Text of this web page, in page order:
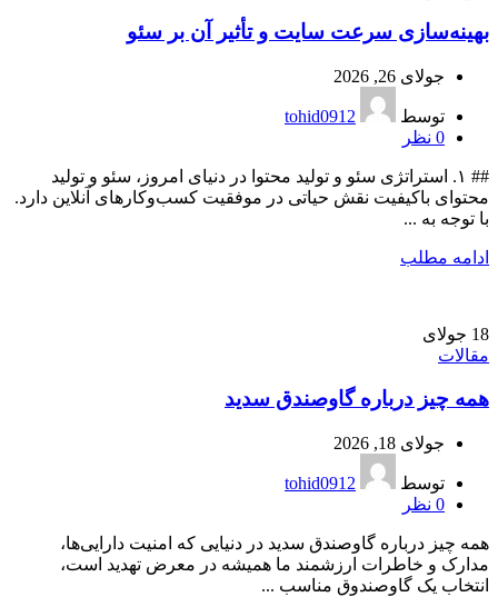
بهینه‌سازی سرعت سایت و تأثیر آن بر سئو
جولای 26, 2026
توسط
tohid0912
0 نظر
## ۱. استراتژی سئو و تولید محتوا در دنیای امروز، سئو و تولید
محتوای باکیفیت نقش حیاتی در موفقیت کسب‌وکارهای آنلاین دارد.
با توجه به ...
ادامه مطلب
18 جولای
مقالات
همه چیز درباره گاوصندق سدید
جولای 18, 2026
توسط
tohid0912
0 نظر
همه چیز درباره گاوصندق سدید در دنیایی که امنیت دارایی‌ها،
مدارک و خاطرات ارزشمند ما همیشه در معرض تهدید است،
انتخاب یک گاوصندوق مناسب ...